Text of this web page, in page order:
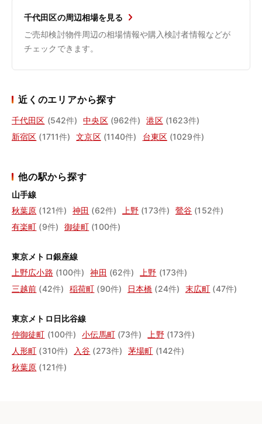
千代田区の周辺相場を見る
ご売却検討物件周辺の相場情報や購入検討者情報などが
チェックできます。
近くのエリアから探す
千代田区 (542件) 中央区 (962件) 港区 (1623件)
新宿区 (1711件) 文京区 (1140件) 台東区 (1029件)
他の駅から探す
山手線
秋葉原 (121件) 神田 (62件) 上野 (173件) 鶯谷 (152件)
有楽町 (9件) 御徒町 (100件)
東京メトロ銀座線
上野広小路 (100件) 神田 (62件) 上野 (173件)
三越前 (42件) 稲荷町 (90件) 日本橋 (24件) 末広町 (47件)
東京メトロ日比谷線
仲御徒町 (100件) 小伝馬町 (73件) 上野 (173件)
人形町 (310件) 入谷 (273件) 茅場町 (142件)
秋葉原 (121件)